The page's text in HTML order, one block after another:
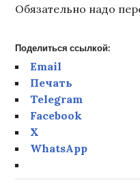
Обязательно надо
Поделиться ссылкой:
Email
Печать
Telegram
Facebook
X
WhatsApp